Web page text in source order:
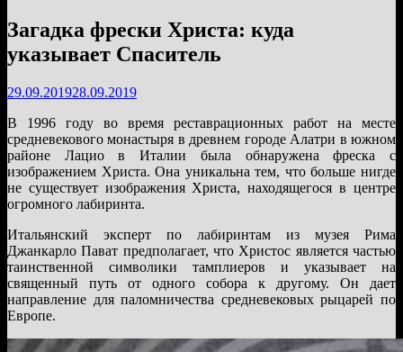
Загадка фрески Христа: куда
указывает Спаситель
29.09.201928.09.2019
В 1996 году во время реставрационных работ на месте
средневекового монастыря в древнем городе Алатри в южном
районе Лацио в Италии была обнаружена фреска с
изображением Христа. Она уникальна тем, что больше нигде
не существует изображения Христа, находящегося в центре
огромного лабиринта.
Итальянский эксперт по лабиринтам из музея Рима
Джанкарло Пават предполагает, что Христос является частью
таинственной символики тамплиеров и указывает на
священный путь от одного собора к другому. Он дает
направление для паломничества средневековых рыцарей по
Европе.